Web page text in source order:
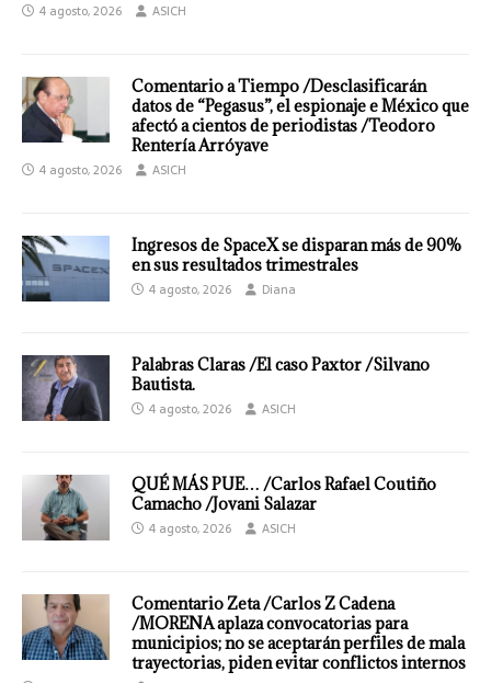
4 agosto, 2026 ASICH
Comentario a Tiempo /Desclasificarán
datos de “Pegasus”, el espionaje e México que
afectó a cientos de periodistas /Teodoro
Rentería Arróyave
4 agosto, 2026 ASICH
Ingresos de SpaceX se disparan más de 90%
en sus resultados trimestrales
4 agosto, 2026 Diana
Palabras Claras /El caso Paxtor /Silvano
Bautista.
4 agosto, 2026 ASICH
QUÉ MÁS PUE… /Carlos Rafael Coutiño
Camacho /Jovani Salazar
4 agosto, 2026 ASICH
Comentario Zeta /Carlos Z Cadena
/MORENA aplaza convocatorias para
municipios; no se aceptarán perfiles de mala
trayectorias, piden evitar conflictos internos